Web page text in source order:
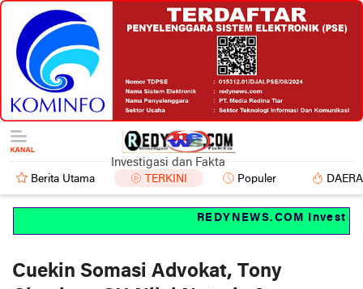
Investigasi dan Fakta
Berita Utama TERKINI Populer
REDYNEWS.COM
Cuekin Somasi Advokat, Tony